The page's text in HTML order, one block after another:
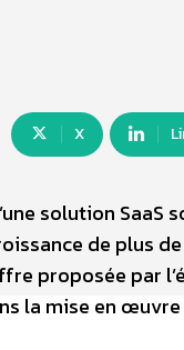
X
solution SaaS
de plus
proposée par
la mise en